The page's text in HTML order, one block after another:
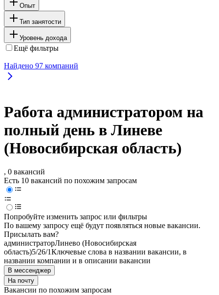
Опыт
Тип занятости
Уровень дохода
Ещё фильтры
Найдено 97 компаний
Работа администратором на
полный день в Линеве
(Новосибирская область)
, 0 вакансий
Есть 10 вакансий по похожим запросам
Попробуйте изменить запрос или фильтры
По вашему запросу ещё будут появляться новые вакансии.
Присылать вам?
администраторЛинево (Новосибирская
область)5/26/1Ключевые слова в названии вакансии, в
названии компании и в описании вакансии
В мессенджер
На почту
Вакансии по похожим запросам